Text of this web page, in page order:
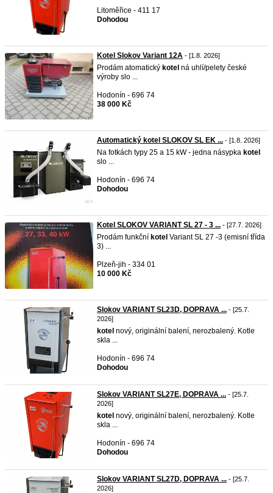
Litoměřice - 411 17
Dohodou
Kotel Slokov Variant 12A - [1.8. 2026]
Prodám atomatický kotel ná uhlí/pelety české
výroby slo ...
Hodonín - 696 74
38 000 Kč
Automatický kotel SLOKOV SL EK ... - [1.8. 2026]
Na fotkách typy 25 a 15 kW - jedna násypka kotel
slo ...
Hodonín - 696 74
Dohodou
Kotel SLOKOV VARIANT SL 27 - 3 ... - [27.7. 2026]
Prodám funkční kotel Variant SL 27 -3 (emisní třída
3) ...
Plzeň-jih - 334 01
10 000 Kč
Slokov VARIANT SL23D, DOPRAVA ... - [25.7.
2026]
kotel nový, originální balení, nerozbalený. Kotle
skla ...
Hodonín - 696 74
Dohodou
Slokov VARIANT SL27E, DOPRAVA ... - [25.7.
2026]
kotel nový, originální balení, nerozbalený. Kotle
skla ...
Hodonín - 696 74
Dohodou
Slokov VARIANT SL27D, DOPRAVA ... - [25.7.
2026]